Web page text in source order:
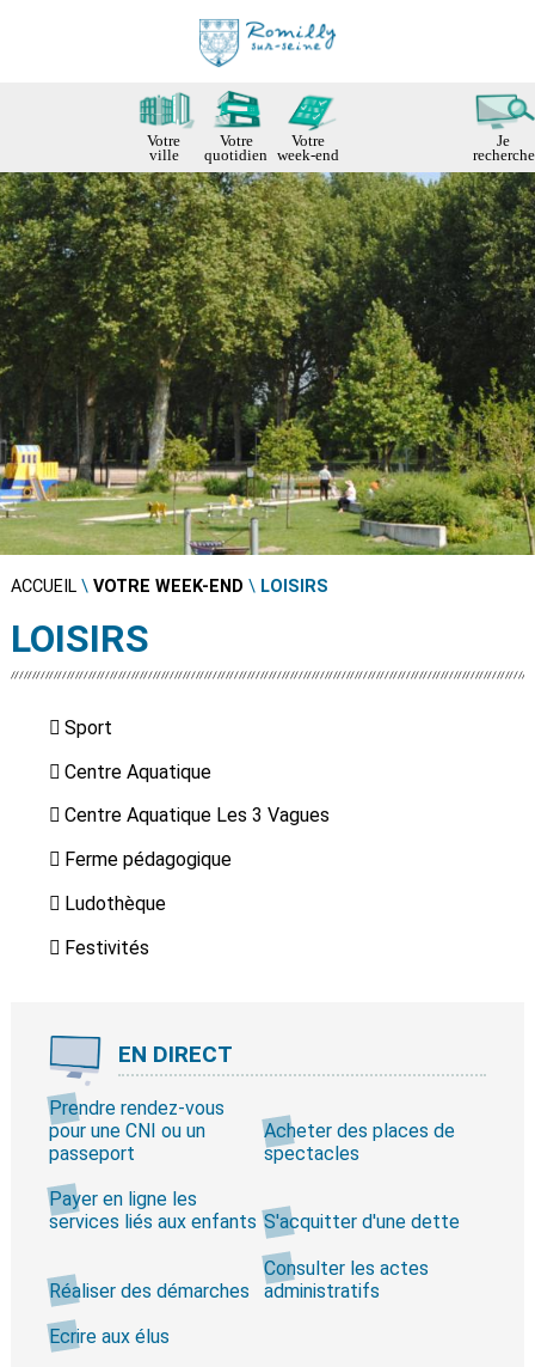
Je
recherche
Votre
ville
Votre
quotidien
Votre
week-end
ACCUEIL\ VOTRE WEEK-END \ LOISIRS
LOISIRS
Sport
Centre Aquatique
Centre Aquatique Les 3 Vagues
Ferme pédagogique
Ludothèque
Festivités
EN DIRECT
Prendre rendez-vous
pour une CNI ou un
passeport
Acheter des places de
spectacles
Payer en ligne les
services liés aux enfants S'acquitter d'une dette
Réaliser des démarches
Consulter les actes
administratifs
Ecrire aux élus